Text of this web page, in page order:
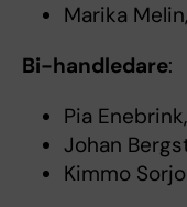
Marika
Bi-handledare:
Pia
Johan
Kimmo